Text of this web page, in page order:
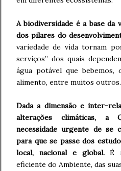
A biodiversidade é a base da
dos pilares do
variedade de vida tornam
serviços” dos quais
água potável que
alimento, entre muitos outros.
Dada a dimensão e inter-
alterações climáticas, a
necessidade urgente de se
para que se passe dos
local, nacional e global.É
eficiente do Ambiente, das